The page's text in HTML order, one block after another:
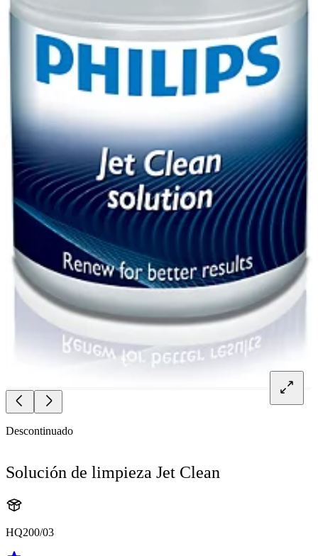
Descontinuado
Solución de limpieza Jet Clean
HQ200/03